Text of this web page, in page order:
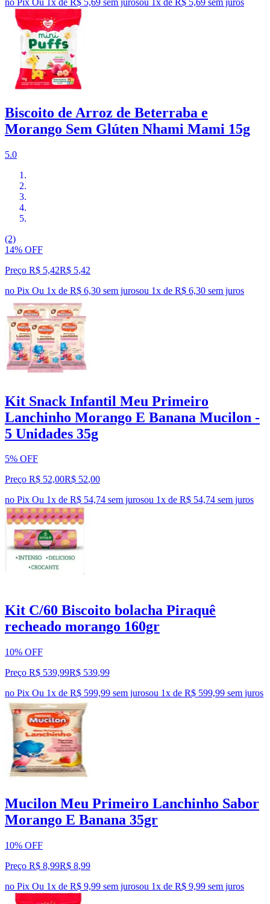
Biscoito de Arroz de Beterraba e
Morango Sem Glúten Nhami Mami 15g
5.0
(2)
14% OFF
Preço R$ 5,42R$ 5,42
no Pix Ou 1x de R$ 6,30 sem jurosou 1x de R$ 6,30 sem juros
Kit Snack Infantil Meu Primeiro
Lanchinho Morango E Banana Mucilon -
5 Unidades 35g
5% OFF
Preço R$ 52,00R$ 52,00
no Pix Ou 1x de R$ 54,74 sem jurosou 1x de R$ 54,74 sem juros
Kit C/60 Biscoito bolacha Piraquê
recheado morango 160gr
10% OFF
Preço R$ 539,99R$ 539,99
no Pix Ou 1x de R$ 599,99 sem jurosou 1x de R$ 599,99 sem juros
Mucilon Meu Primeiro Lanchinho Sabor
Morango E Banana 35gr
10% OFF
Preço R$ 8,99R$ 8,99
no Pix Ou 1x de R$ 9,99 sem jurosou 1x de R$ 9,99 sem juros